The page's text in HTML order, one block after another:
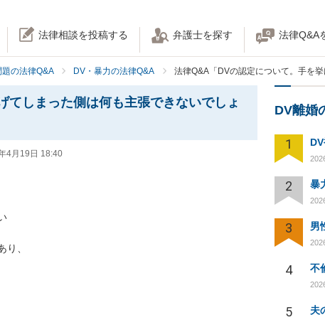
法律相談を投稿する 弁護士を探す 法律Q&A
の法律Q&A DV・暴力の法律Q&A 法律Q&A「DVの認定について。手を
てしまった側は何も主張できないでしょ
4月19日 18:40
、
DV離婚
1
2
3
4 不
5